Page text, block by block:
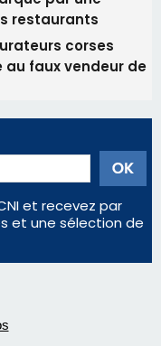
Corse 2026
premières loges
avant 2081
en Corse pour
?
par une
restaurants
corses
faux vendeur de